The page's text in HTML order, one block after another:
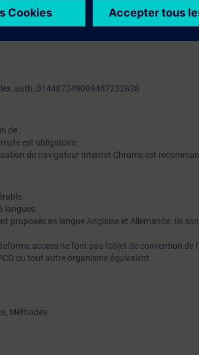
et Solutions de Siemens DI
de :
est obligatoire.
du navigateur Internet Chrome est
langues.
proposés en langue Anglaise et Allemande. Ils
access ne font pas l'objet de convention de
ou tout autre organisme équivalent.
Méthodes